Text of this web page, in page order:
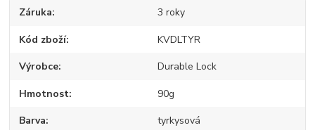
Záruka 3 roky
Kód zboží KVDLTYR
Výrobce Durable Lock
Hmotnost 90g
Barva tyrkysová